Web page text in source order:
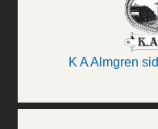
K A Almgren